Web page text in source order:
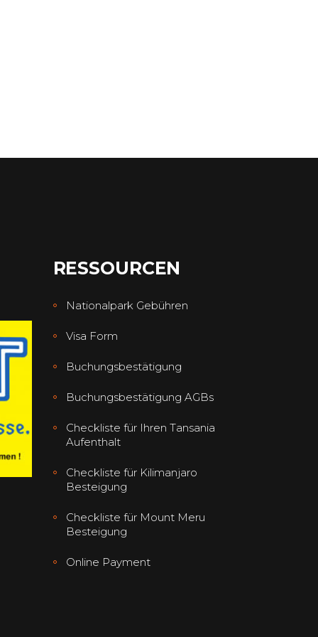
RESSOURCEN
Nationalpark Gebühren
Visa Form
Buchungsbestätigung
Buchungsbestätigung AGBs
Checkliste für Ihren Tansania
Aufenthalt
Checkliste für Kilimanjaro
Besteigung
Checkliste für Mount Meru
Besteigung
Online Payment